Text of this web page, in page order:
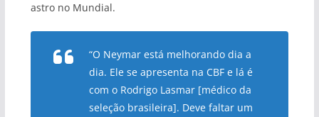
astro no Mundial.
“O Neymar está melhorando dia a
dia. Ele se apresenta na CBF e lá é
com o Rodrigo Lasmar [médico da
seleção brasileira]. Deve faltar um